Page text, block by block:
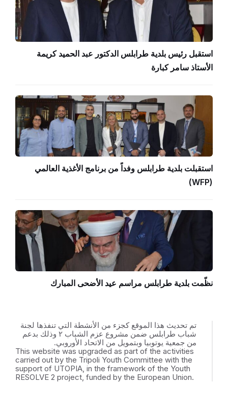
استقبل رئيس بلدية طرابلس الدكتور عبد الحميد كريمة
الأستاذ سامر كبارة
استقبلت بلدية طرابلس وفداً من برنامج الأغذية العالمي
(WFP)
نظّمت بلدية طرابلس مراسم عيد الأضحى المبارك
تم تحديث هذا الموقع كجزء من الأنشطة التي تنفذها لجنة
شباب طرابلس ضمن مشروع عزم الشباب ٢ وذلك بدعم
من جمعية يوتوبيا وبتمويل من الاتحاد الأوروبي.
This website was upgraded as part of the activities
carried out by the Tripoli Youth Committee with the
support of UTOPIA, in the framework of the Youth
RESOLVE 2 project, funded by the European Union.